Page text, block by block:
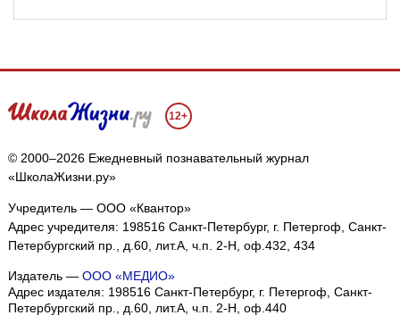
12+
© 2000–2026 Ежедневный познавательный журнал
«ШколаЖизни.ру»
Учредитель — ООО «Квантор»
Адрес учредителя: 198516 Санкт-Петербург, г. Петергоф, Санкт-
Петербургский пр., д.60, лит.А, ч.п. 2-Н, оф.432, 434
Издатель — ООО «МЕДИО»
Адрес издателя: 198516 Санкт-Петербург, г. Петергоф, Санкт-
Петербургский пр., д.60, лит.А, ч.п. 2-Н, оф.440